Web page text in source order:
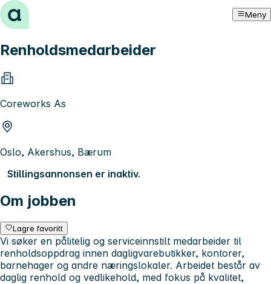
Hopp til innhold Meny
Renholdsmedarbeider
Coreworks As
Oslo, Akershus, Bærum
Stillingsannonsen er inaktiv.
Om jobben
Lagre favoritt
Vi søker en pålitelig og serviceinnstilt medarbeider til
renholdsoppdrag innen dagligvarebutikker, kontorer,
barnehager og andre næringslokaler. Arbeidet består av
daglig renhold og vedlikehold, med fokus på kvalitet,